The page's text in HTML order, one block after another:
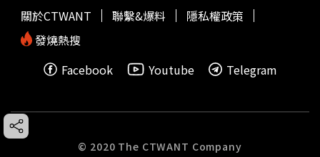
關於CTWANT 聯繫&爆料
隱私權政策
發燒熱搜
Facebook
Youtube Telegram
© 2020 The CTWANT Company